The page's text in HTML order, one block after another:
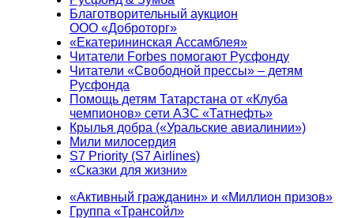
Благотворительный аукцион
ООО «Доброторг»
«Екатерининская Ассамблея»
Читатели Forbes помогают Русфонду
Читатели «Свободной прессы» – детям
Русфонда
Помощь детям Татарстана от «Клуба
чемпионов» сети АЗС «Татнефть»
Крылья добра («Уральские авиалинии»)
Мили милосердия
S7 Priority (S7 Airlines)
«Сказки для жизни»
«Активный гражданин» и «Миллион призов»
Группа «Трансойл»